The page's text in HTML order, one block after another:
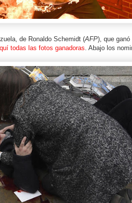
de Ronaldo Schemidt (AFP), que
todas las fotos ganadoras . Abajo los